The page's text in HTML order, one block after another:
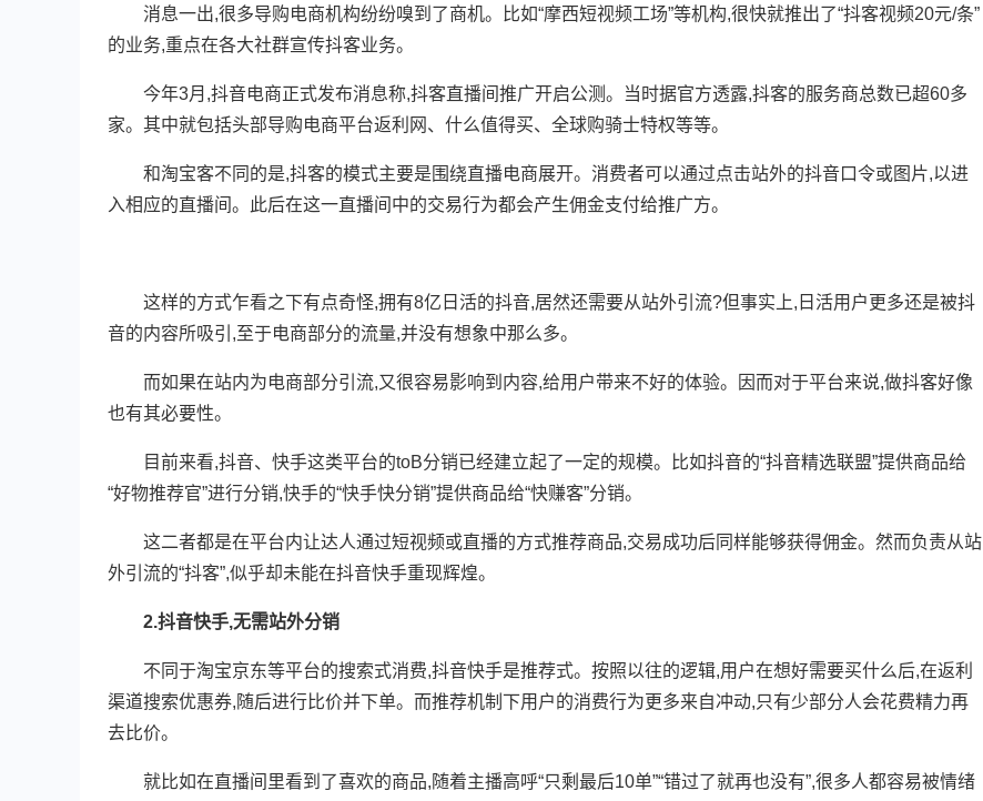
消息一出,很多导购电商机构纷纷嗅到了商机。比如“摩西短视频工场”等机构,很快就推出了“抖客视频20元/条”
的业务,重点在各大社群宣传抖客业务。
今年3月,抖音电商正式发布消息称,抖客直播间推广开启公测。当时据官方透露,抖客的服务商总数已超60多
家。其中就包括头部导购电商平台返利网、什么值得买、全球购骑士特权等等。
和淘宝客不同的是,抖客的模式主要是围绕直播电商展开。消费者可以通过点击站外的抖音口令或图片,以进
入相应的直播间。此后在这一直播间中的交易行为都会产生佣金支付给推广方。
这样的方式乍看之下有点奇怪,拥有8亿日活的抖音,居然还需要从站外引流?但事实上,日活用户更多还是被抖
音的内容所吸引,至于电商部分的流量,并没有想象中那么多。
而如果在站内为电商部分引流,又很容易影响到内容,给用户带来不好的体验。因而对于平台来说,做抖客好像
也有其必要性。
目前来看,抖音、快手这类平台的toB分销已经建立起了一定的规模。比如抖音的“抖音精选联盟”提供商品给
“好物推荐官”进行分销,快手的“快手快分销”提供商品给“快赚客”分销。
这二者都是在平台内让达人通过短视频或直播的方式推荐商品,交易成功后同样能够获得佣金。然而负责从站
外引流的“抖客”,似乎却未能在抖音快手重现辉煌。
2.抖音快手,无需站外分销
不同于淘宝京东等平台的搜索式消费,抖音快手是推荐式。按照以往的逻辑,用户在想好需要买什么后,在返利
渠道搜索优惠券,随后进行比价并下单。而推荐机制下用户的消费行为更多来自冲动,只有少部分人会花费精力再
去比价。
就比如在直播间里看到了喜欢的商品,随着主播高呼“只剩最后10单”“错过了就再也没有”,很多人都容易被情绪